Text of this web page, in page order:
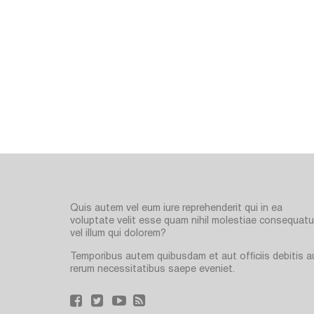
Quis autem vel eum iure reprehenderit qui in ea
voluptate velit esse quam nihil molestiae
vel illum qui dolorem?
Temporibus autem quibusdam et aut officiis debitis
rerum necessitatibus saepe eveniet.